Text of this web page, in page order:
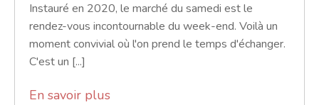
Instauré en 2020, le marché du samedi est le
rendez-vous incontournable du week-end. Voilà un
moment convivial où l'on prend le temps d'échanger.
C'est un [...]
En savoir plus